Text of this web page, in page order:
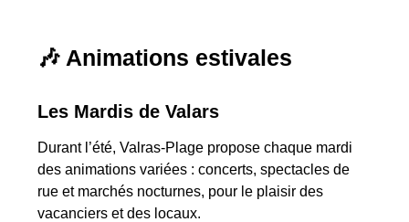
🎶 Animations estivales
Les Mardis de Valars
Durant l’été, Valras-Plage propose chaque mardi
des animations variées : concerts, spectacles de
rue et marchés nocturnes, pour le plaisir des
vacanciers et des locaux.